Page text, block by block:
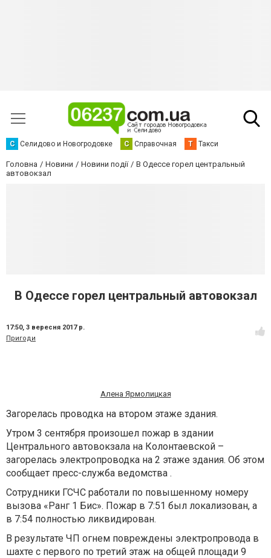
С Селидово и Новогродовке С Справочная Т Такси
Головна Новини Новини події
В Одессе горел центральный
автовокзал
В Одессе горел центральный автовокзал
17:50, 3 вересня 2017 р.
Пригоди
Алена Ярмолицкая
Загорелась проводка на втором этаже здания.
Утром 3 сентября произошел пожар в здании
Центрального автовокзала на Колонтаевской –
загорелась электропроводка на 2 этаже здания. Об этом
сообщает пресс-служба ведомства .
Сотрудники ГСЧС работали по повышенному номеру
вызова «Ранг 1 Бис». Пожар в 7:51 был локализован, а
в 7:54 полностью ликвидирован.
В результате ЧП огнем повреждены электропровода в
шахте с первого по третий этаж на общей площади 9